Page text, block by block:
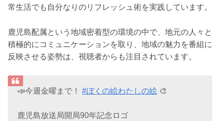
常生活でも自分なりのリフレッシュ術を実践しています。
鹿児島配属という地域密着型の環境の中で、地元の人々と
積極的にコミュニケーションを取り、地域の魅力を番組に
反映させる姿勢は、視聴者からも注目されています。
📣今週金曜まで！#ぼくの絵わたしの絵 🎨
鹿児島放送局開局90年記念ロゴ